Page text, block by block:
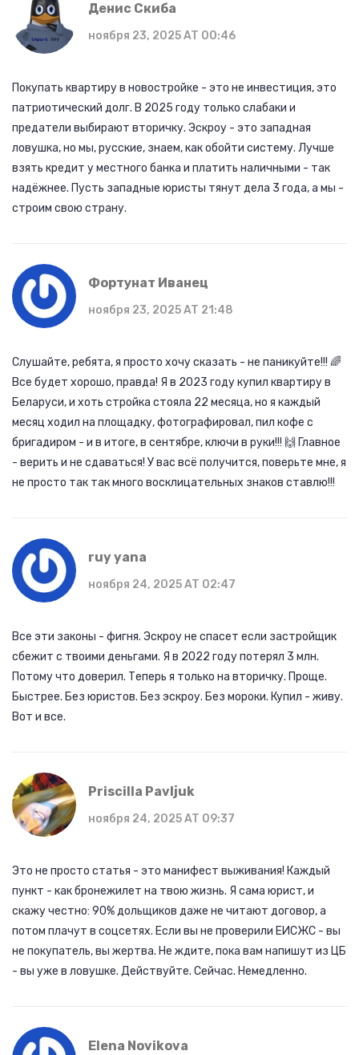
Денис Скиба
ноября 23, 2025 AT 00:46
Покупать квартиру в новостройке - это не инвестиция, это
патриотический долг. В 2025 году только слабаки и
предатели выбирают вторичку. Эскроу - это западная
ловушка, но мы, русские, знаем, как обойти систему. Лучше
взять кредит у местного банка и платить наличными - так
надёжнее. Пусть западные юристы тянут дела 3 года, а мы -
строим свою страну.
Фортунат Иванец
ноября 23, 2025 AT 21:48
Слушайте, ребята, я просто хочу сказать - не паникуйте!!! 🌈
Все будет хорошо, правда! Я в 2023 году купил квартиру в
Беларуси, и хоть стройка стояла 22 месяца, но я каждый
месяц ходил на площадку, фотографировал, пил кофе с
бригадиром - и в итоге, в сентябре, ключи в руки!!! 🙌 Главное
- верить и не сдаваться! У вас всё получится, поверьте мне, я
не просто так так много восклицательных знаков ставлю!!!
ruy yana
ноября 24, 2025 AT 02:47
Все эти законы - фигня. Эскроу не спасет если застройщик
сбежит с твоими деньгами. Я в 2022 году потерял 3 млн.
Потому что доверил. Теперь я только на вторичку. Проще.
Быстрее. Без юристов. Без эскроу. Без мороки. Купил - живу.
Вот и все.
Priscilla Pavljuk
ноября 24, 2025 AT 09:37
Это не просто статья - это манифест выживания! Каждый
пункт - как бронежилет на твою жизнь. Я сама юрист, и
скажу честно: 90% дольщиков даже не читают договор, а
потом плачут в соцсетях. Если вы не проверили ЕИСЖС - вы
не покупатель, вы жертва. Не ждите, пока вам напишут из ЦБ
- вы уже в ловушке. Действуйте. Сейчас. Немедленно.
Elena Novikova